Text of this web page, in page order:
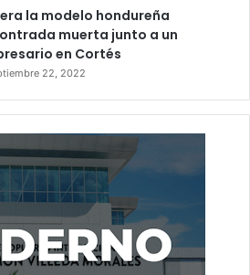
era la modelo hondureña
muerta junto a un
en Cortés
22, 2022